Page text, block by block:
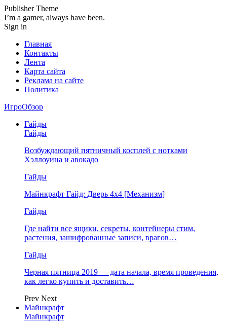
Publisher Theme
I’m a gamer, always have been.
Sign in
Главная
Контакты
Лента
Карта сайта
Реклама на сайте
Политика
ИгроОбзор
Гайды
Гайды
Возбуждающий пятничный косплей с нотками
Хэллоуина и авокадо
Гайды
Майнкрафт Гайд: Дверь 4х4 [Механизм]
Гайды
Где найти все ящики, секреты, контейнеры стим,
растения, зашифрованные записи, врагов…
Гайды
Черная пятница 2019 — дата начала, время проведения,
как легко купить и доставить…
Prev Next
Майнкрафт
Майнкрафт